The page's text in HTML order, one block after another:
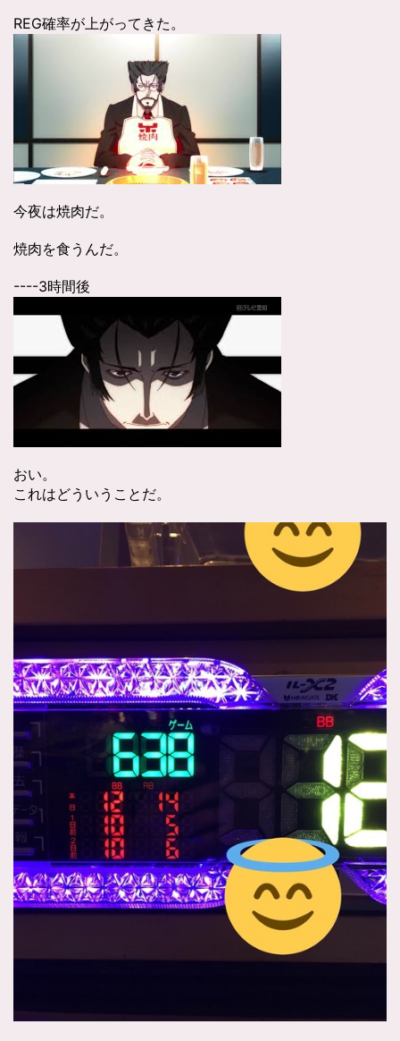
REG確率が上がってきた。
今夜は焼肉だ。
焼肉を食うんだ。
----3時間後
おい。
これはどういうことだ。